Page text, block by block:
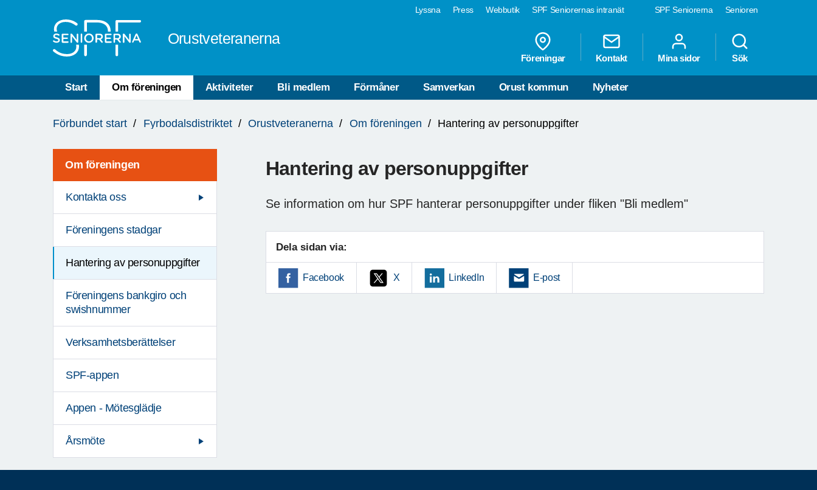
SPF Seniorerna Senioren
Lyssna Press Webbutik SPF Seniorernas intranät
Orustveteranerna
Föreningar Kontakt Mina sidor Sök
Start Om föreningen Aktiviteter Bli medlem Förmåner Samverkan Orust kommun Nyheter
är
Förbundet start Fyrbodalsdistriktet Orustveteranerna Om föreningen Hantering av personuppgifter
Om föreningen
Kontakta oss
Föreningens stadgar
Hantering av personuppgifter
Föreningens bankgiro och
swishnummer
Verksamhetsberättelser
SPF-appen
Appen - Mötesglädje
Årsmöte
Hantering av personuppgifter
Se information om hur SPF hanterar personuppgifter under fliken "Bli medlem"
Dela sidan via:
Facebook X LinkedIn E-post